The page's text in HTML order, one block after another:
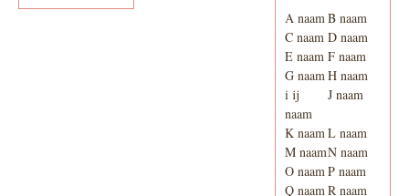
A naamB naam
C naam D naam
E naam F naam
G naamH naam
i ij
naam
J naam
K naamL naam
M naamN naam
O naamP naam
Q naamR naam